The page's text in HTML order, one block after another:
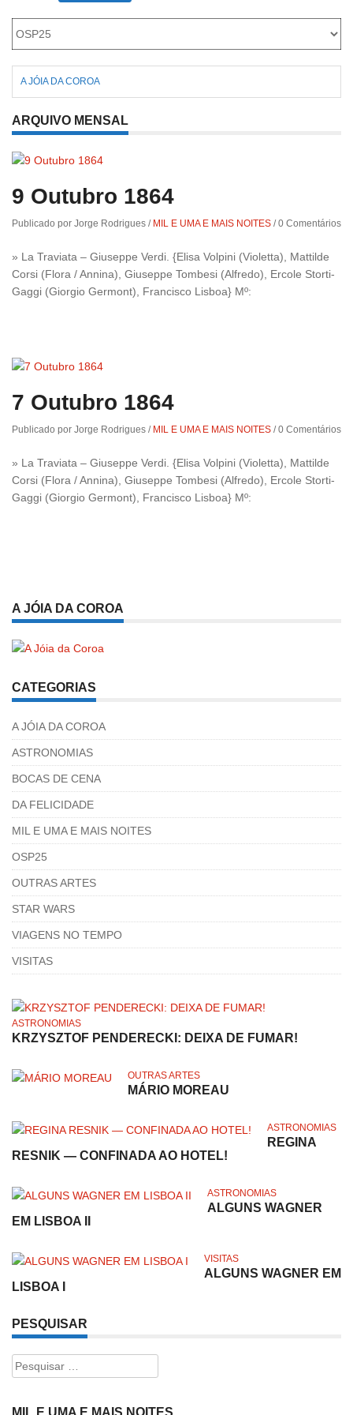
A JÓIA DA COROA
ARQUIVO MENSAL
9 Outubro 1864
Publicado por Jorge Rodrigues / MIL E UMA E MAIS NOITES /0 Comentários
» La Traviata – Giuseppe Verdi. {Elisa Volpini (Violetta), Mattilde
Corsi (Flora / Annina), Giuseppe Tombesi (Alfredo), Ercole Storti-
Gaggi (Giorgio Germont), Francisco Lisboa} Mº:
7 Outubro 1864
Publicado por Jorge Rodrigues / MIL E UMA E MAIS NOITES /0 Comentários
» La Traviata – Giuseppe Verdi. {Elisa Volpini (Violetta), Mattilde
Corsi (Flora / Annina), Giuseppe Tombesi (Alfredo), Ercole Storti-
Gaggi (Giorgio Germont), Francisco Lisboa} Mº:
A JÓIA DA COROA
CATEGORIAS
A JÓIA DA COROA
ASTRONOMIAS
BOCAS DE CENA
DA FELICIDADE
MIL E UMA E MAIS NOITES
OSP25
OUTRAS ARTES
STAR WARS
VIAGENS NO TEMPO
VISITAS
ASTRONOMIAS
KRZYSZTOF PENDERECKI: DEIXA DE FUMAR!
OUTRAS ARTES
MÁRIO MOREAU
ASTRONOMIAS
REGINA
RESNIK — CONFINADA AO HOTEL!
ASTRONOMIAS
ALGUNS WAGNER
EM LISBOA II
VISITAS
ALGUNS WAGNER EM
LISBOA I
PESQUISAR
Pesquisar
por: